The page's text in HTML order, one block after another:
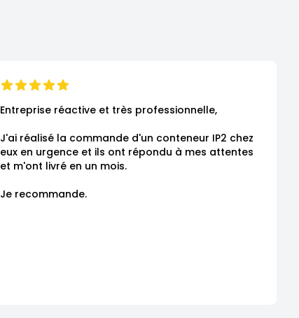
Entreprise réactive et très professionnelle,
J'ai réalisé la commande d'un conteneur IP2 chez
eux en urgence et ils ont répondu à mes attentes
et m'ont livré en un mois.
Je recommande.